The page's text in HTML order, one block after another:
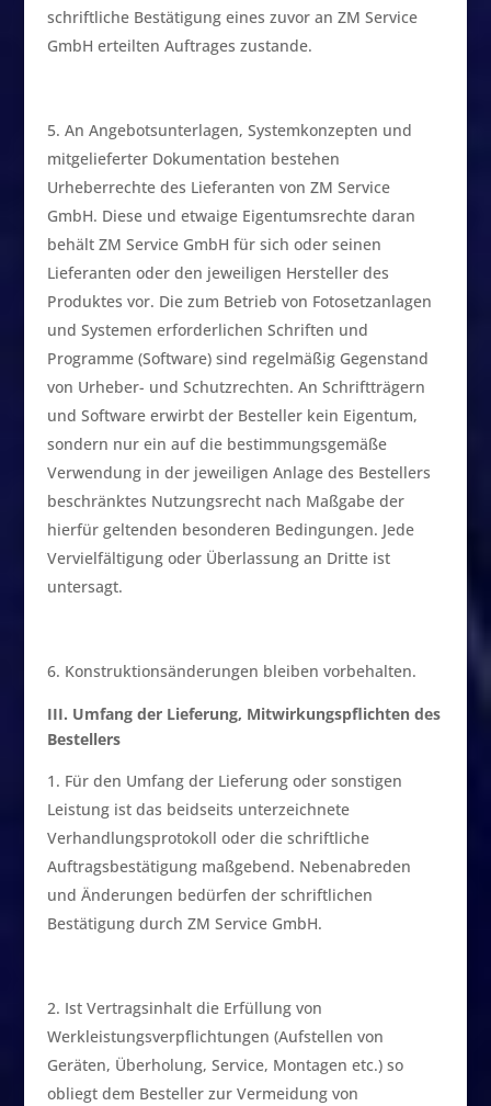
schriftliche Bestätigung eines zuvor an ZM Service
GmbH erteilten Auftrages zustande.
An Angebotsunterlagen, Systemkonzepten und
mitgelieferter Dokumentation bestehen
Urheberrechte des Lieferanten von ZM Service
GmbH. Diese und etwaige Eigentumsrechte daran
behält ZM Service GmbH für sich oder seinen
Lieferanten oder den jeweiligen Hersteller des
Produktes vor. Die zum Betrieb von Fotosetzanlagen
und Systemen erforderlichen Schriften und
Programme (Software) sind regelmäßig Gegenstand
von Urheber- und Schutzrechten. An Schriftträgern
und Software erwirbt der Besteller kein Eigentum,
sondern nur ein auf die bestimmungsgemäße
Verwendung in der jeweiligen Anlage des Bestellers
beschränktes Nutzungsrecht nach Maßgabe der
hierfür geltenden besonderen Bedingungen. Jede
Vervielfältigung oder Überlassung an Dritte ist
untersagt.
Konstruktionsänderungen bleiben vorbehalten.
III. Umfang der Lieferung, Mitwirkungspflichten des
Bestellers
Für den Umfang der Lieferung oder sonstigen
Leistung ist das beidseits unterzeichnete
Verhandlungsprotokoll oder die schriftliche
Auftragsbestätigung maßgebend. Nebenabreden
und Änderungen bedürfen der schriftlichen
Bestätigung durch ZM Service GmbH.
Ist Vertragsinhalt die Erfüllung von
Werkleistungsverpflichtungen (Aufstellen von
Geräten, Überholung, Service, Montagen etc.) so
obliegt dem Besteller zur Vermeidung von